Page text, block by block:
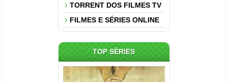
TORRENT DOS FILMES TV
FILMES E SÉRIES ONLINE
TOP SÉRIES